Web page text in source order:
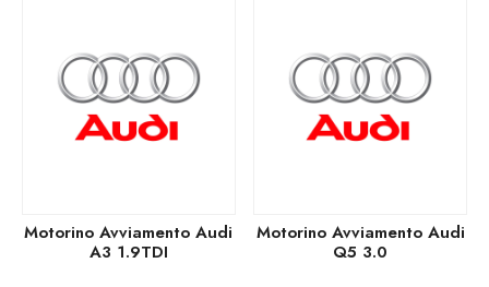
Motorino Avviamento Audi
A3 1.9TDI
Motorino Avviamento Audi
Q5 3.0